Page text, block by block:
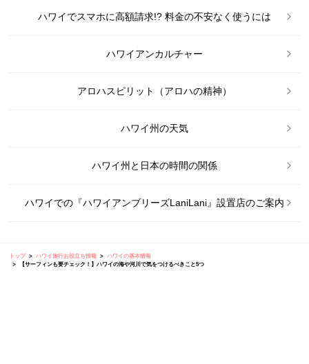
ハワイでスマホに高額請求!? 料金の不安なく使うには
ハワイアンカルチャー
アロハスピリット（アロハの精神）
ハワイ州の天気
ハワイ州と日本の時間の関係
ハワイでの『ハワイアンブリーズLaniLani』設置店のご案内
トップ ハワイ旅行お役立ち情報
ハワイの基本情報
【サーフィンも要チェック！】ハワイの海や河川で気をつけるべきこと5つ